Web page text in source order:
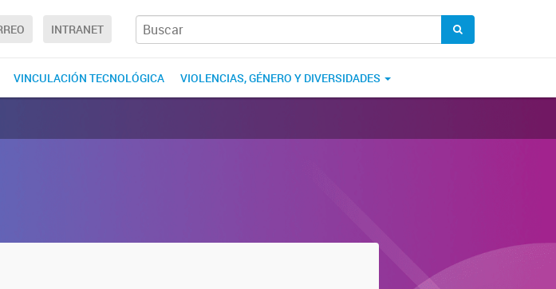
INTRANET
VINCULACIÓN TECNOLÓGICA VIOLENCIAS, GÉNERO Y DIVERSIDADES